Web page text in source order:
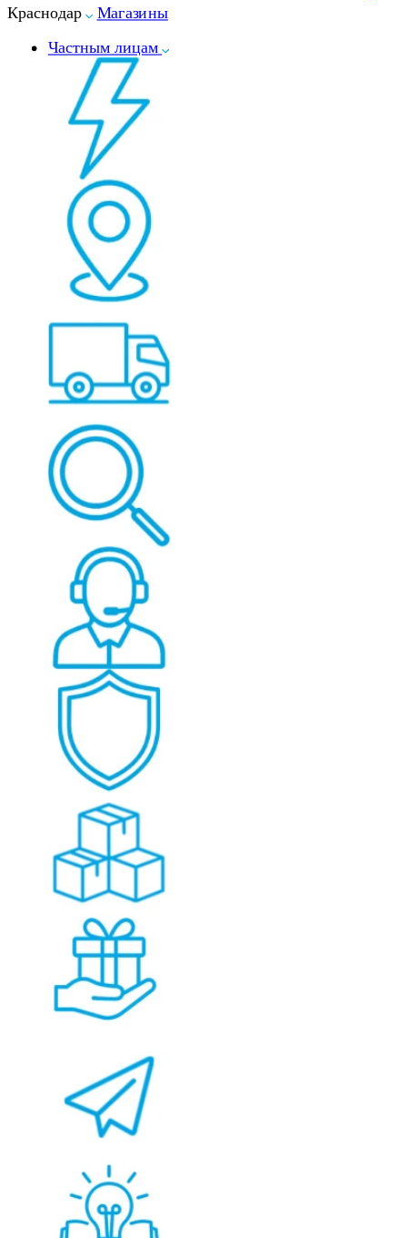
Краснодар
Магазины
Частным лицам